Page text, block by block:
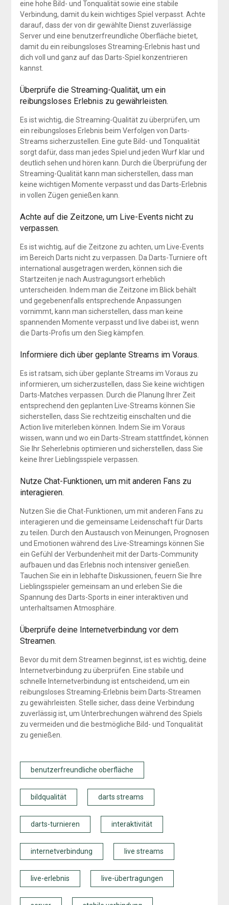
eine hohe Bild- und Tonqualität sowie eine stabile
Verbindung, damit du kein wichtiges Spiel verpasst. Achte
darauf, dass der von dir gewählte Dienst zuverlässige
Server und eine benutzerfreundliche Oberfläche bietet,
damit du ein reibungsloses Streaming-Erlebnis hast und
dich voll und ganz auf das Darts-Spiel konzentrieren
kannst.
Überprüfe die Streaming-Qualität, um ein
reibungsloses Erlebnis zu gewährleisten.
Es ist wichtig, die Streaming-Qualität zu überprüfen, um
ein reibungsloses Erlebnis beim Verfolgen von Darts-
Streams sicherzustellen. Eine gute Bild- und Tonqualität
sorgt dafür, dass man jedes Spiel und jeden Wurf klar und
deutlich sehen und hören kann. Durch die Überprüfung der
Streaming-Qualität kann man sicherstellen, dass man
keine wichtigen Momente verpasst und das Darts-Erlebnis
in vollen Zügen genießen kann.
Achte auf die Zeitzone, um Live-Events nicht zu
verpassen.
Es ist wichtig, auf die Zeitzone zu achten, um Live-Events
im Bereich Darts nicht zu verpassen. Da Darts-Turniere oft
international ausgetragen werden, können sich die
Startzeiten je nach Austragungsort erheblich
unterscheiden. Indem man die Zeitzone im Blick behält
und gegebenenfalls entsprechende Anpassungen
vornimmt, kann man sicherstellen, dass man keine
spannenden Momente verpasst und live dabei ist, wenn
die Darts-Profis um den Sieg kämpfen.
Informiere dich über geplante Streams im Voraus.
Es ist ratsam, sich über geplante Streams im Voraus zu
informieren, um sicherzustellen, dass Sie keine wichtigen
Darts-Matches verpassen. Durch die Planung Ihrer Zeit
entsprechend den geplanten Live-Streams können Sie
sicherstellen, dass Sie rechtzeitig einschalten und die
Action live miterleben können. Indem Sie im Voraus
wissen, wann und wo ein Darts-Stream stattfindet, können
Sie Ihr Seherlebnis optimieren und sicherstellen, dass Sie
keine Ihrer Lieblingsspiele verpassen.
Nutze Chat-Funktionen, um mit anderen Fans zu
interagieren.
Nutzen Sie die Chat-Funktionen, um mit anderen Fans zu
interagieren und die gemeinsame Leidenschaft für Darts
zu teilen. Durch den Austausch von Meinungen, Prognosen
und Emotionen während des Live-Streamings können Sie
ein Gefühl der Verbundenheit mit der Darts-Community
aufbauen und das Erlebnis noch intensiver genießen.
Tauchen Sie ein in lebhafte Diskussionen, feuern Sie Ihre
Lieblingsspieler gemeinsam an und erleben Sie die
Spannung des Darts-Sports in einer interaktiven und
unterhaltsamen Atmosphäre.
Überprüfe deine Internetverbindung vor dem
Streamen.
Bevor du mit dem Streamen beginnst, ist es wichtig, deine
Internetverbindung zu überprüfen. Eine stabile und
schnelle Internetverbindung ist entscheidend, um ein
reibungsloses Streaming-Erlebnis beim Darts-Streamen
zu gewährleisten. Stelle sicher, dass deine Verbindung
zuverlässig ist, um Unterbrechungen während des Spiels
zu vermeiden und die bestmögliche Bild- und Tonqualität
zu genießen.
benutzerfreundliche oberfläche
bildqualität darts streams
darts-turnieren interaktivität
internetverbindung live streams
live-erlebnis live-übertragungen